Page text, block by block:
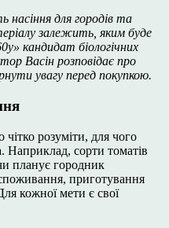
насіння для городів та
залежить, яким буде
кандидат біологічних
Васін розповідає про
увагу перед покупкою.
розуміти, для чого
Наприклад, сорти томатів
планує городник
приготування
кожної мети є свої